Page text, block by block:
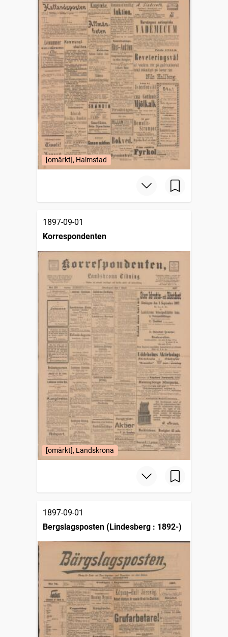
[omärkt], Halmstad
1897-09-01
Korrespondenten
[omärkt], Landskrona
1897-09-01
Bergslagsposten (Lindesberg : 1892-)